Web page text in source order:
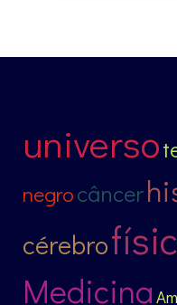
universo
negrocâncer
cérebro
Medicina